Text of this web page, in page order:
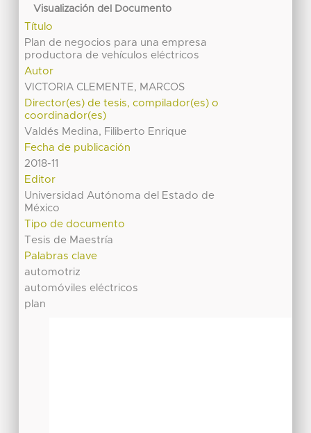
Visualización del Documento
Título
Plan de negocios para una empresa
productora de vehículos eléctricos
Autor
VICTORIA CLEMENTE, MARCOS
Director(es) de tesis, compilador(es) o
coordinador(es)
Valdés Medina, Filiberto Enrique
Fecha de publicación
2018-11
Editor
Universidad Autónoma del Estado de
México
Tipo de documento
Tesis de Maestría
Palabras clave
automotriz
automóviles eléctricos
plan